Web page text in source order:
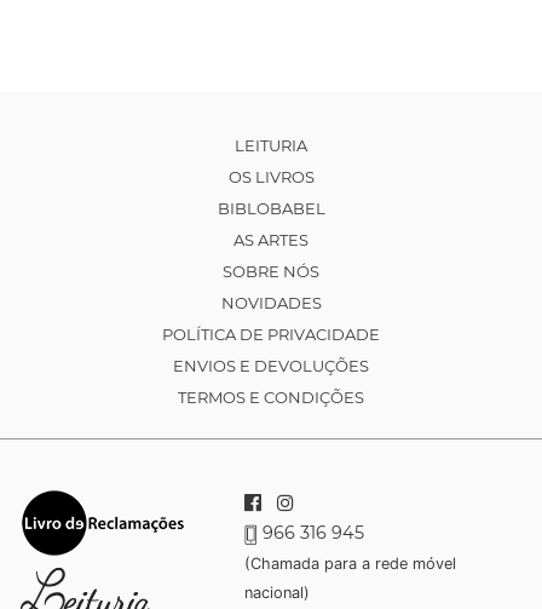
LEITURIA
OS LIVROS
BIBLOBABEL
AS ARTES
SOBRE NÓS
NOVIDADES
POLÍTICA DE PRIVACIDADE
ENVIOS E DEVOLUÇÕES
TERMOS E CONDIÇÕES
966 316 945
(Chamada para a rede móvel
nacional)